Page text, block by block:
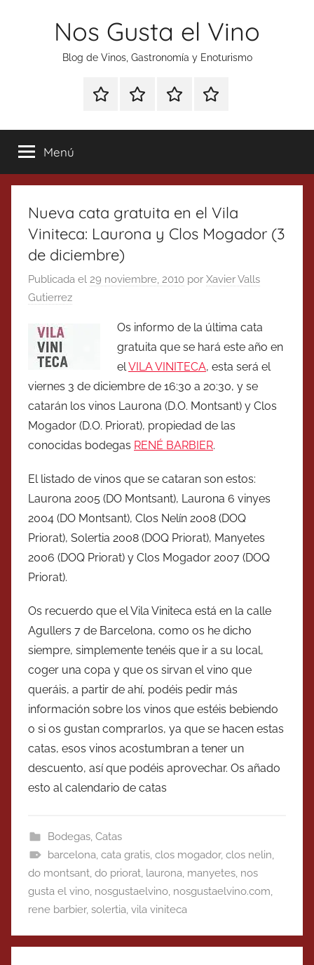
Nos Gusta el Vino
Blog de Vinos, Gastronomía y Enoturismo
Especial
Tonics
Enoturismo
Gastronomía
RankingContacto
Menú
Nueva cata gratuita en el Vila
Viniteca: Laurona y Clos Mogador (3
de diciembre)
Publicada el 29 noviembre, 2010 por Xavier Valls
Gutierrez
Os informo de la última cata
gratuita que se hará este año en
elVILA VINITECA, esta será el
viernes 3 de diciembre de 16:30 a 20:30, y se
catarán los vinos Laurona (D.O. Montsant) y Clos
Mogador (D.O. Priorat), propiedad de las
conocidas bodegas RENÉ BARBIER.
El listado de vinos que se cataran son estos:
Laurona 2005 (DO Montsant), Laurona 6 vinyes
2004 (DO Montsant), Clos Nelín 2008 (DOQ
Priorat), Solertia 2008 (DOQ Priorat), Manyetes
2006 (DOQ Priorat) y Clos Mogador 2007 (DOQ
Priorat).
Os recuerdo que el Vila Viniteca está en la calle
Agullers 7 de Barcelona, como os he dicho
siempre, simplemente tenéis que ir a su local,
coger una copa y que os sirvan el vino que
queráis, a partir de ahí, podéis pedir más
información sobre los vinos que estéis bebiendo
o si os gustan comprarlos, ya que se hacen estas
catas, esos vinos acostumbran a tener un
descuento, así que podéis aprovechar. Os añado
esto al calendario de catas
Bodegas, Catas
barcelona, cata gratis, clos mogador, clos nelin,
do montsant, do priorat, laurona, manyetes, nos
gusta el vino, nosgustaelvino, nosgustaelvino.com,
rene barbier, solertia, vila viniteca